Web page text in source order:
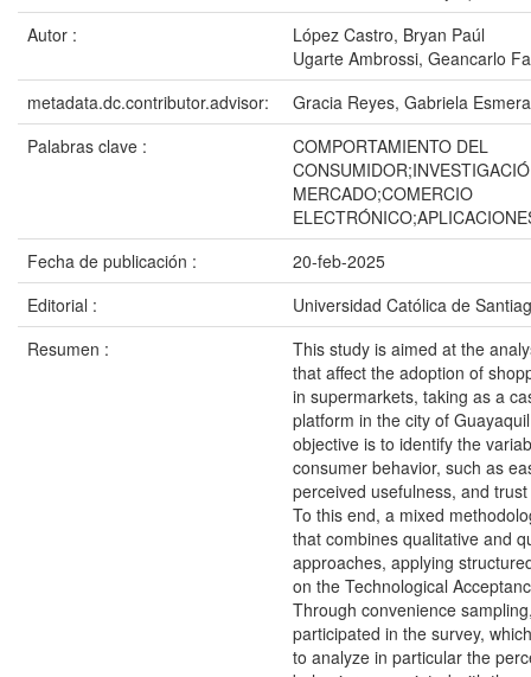
Autor :
López Castro, Bryan Paúl
Ugarte Ambrossi, Geancarlo
metadata.dc.contributor.advisor:
Gracia Reyes, Gabriela
Palabras clave :
COMPORTAMIENTO DEL
MERCADO;COMERCIO
Fecha de publicación :
20-feb-2025
Editorial :
Universidad Católica de
Resumen :
This study is aimed at the
that affect the adoption of
in supermarkets, taking as a
platform in the city of
objective is to identify the
consumer behavior, such as
perceived usefulness, and
To this end, a mixed
that combines qualitative and
approaches, applying
on the Technological
Through convenience
participated in the survey,
to analyze in particular the